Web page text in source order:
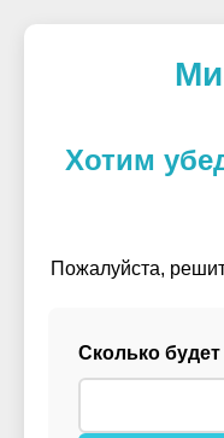
Хотим
Пожалуйста,
Сколько будет